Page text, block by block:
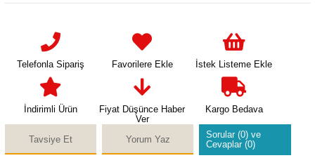
Telefonla Sipariş Favorilere Ekle İstek Listeme Ekle
İndirimli Ürün
Fiyat Düşünce Haber
Ver
Kargo Bedava
Tavsiye Et Yorum Yaz
Sorular (0) ve
Cevaplar (0)